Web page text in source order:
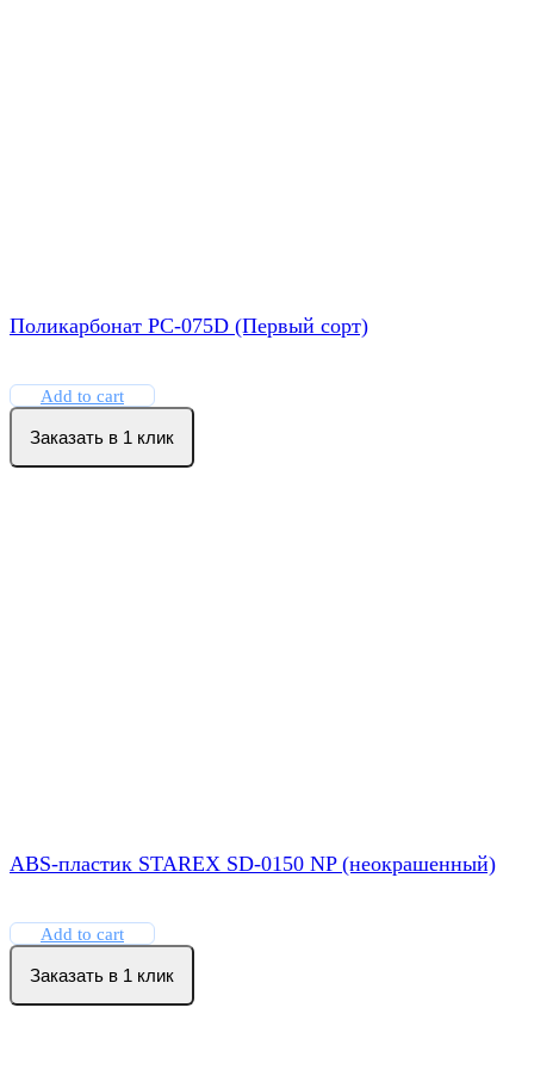
Поликарбонат РС-075D (Первый сорт)
Add to cart
Заказать в 1 клик
ABS-пластик STAREX SD-0150 NP (неокрашенный)
Add to cart
Заказать в 1 клик